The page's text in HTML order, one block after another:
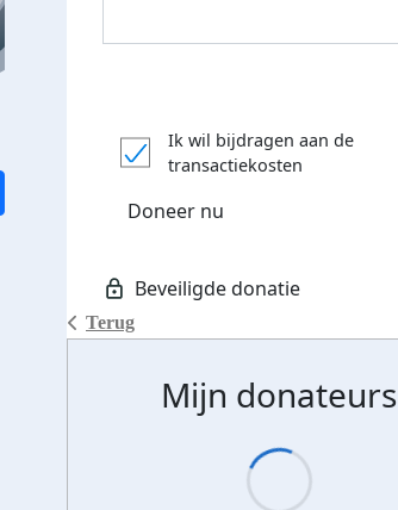
Terug
Ik wil bijdragen aan de
transactiekosten
Doneer nu
Mijn donateurs